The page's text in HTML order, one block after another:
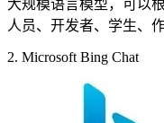
大规模语言模型，可以
人员、开发者、学生、
2. Microsoft Bing Chat